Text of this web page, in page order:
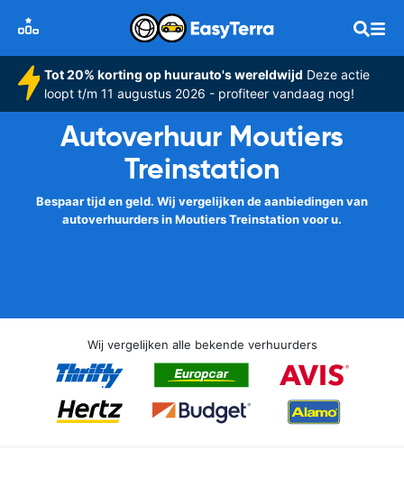
Tot 20% korting op huurauto's wereldwijd Deze actie
loopt t/m 11 augustus 2026 - profiteer vandaag nog!
Autoverhuur Moutiers
Treinstation
Bespaar tijd en geld. Wij vergelijken de aanbiedingen van
autoverhuurders in Moutiers Treinstation voor u.
Wij vergelijken alle bekende verhuurders